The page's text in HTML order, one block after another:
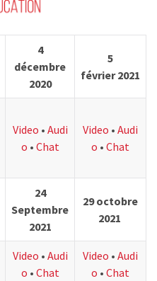
4
décembre
2020
5
février 2021
Video • Audi
o • Chat
Video • Audi
o • Chat
24
Septembre
2021
29 octobre
2021
Video • Audi
o • Chat
Video • Audi
o • Chat